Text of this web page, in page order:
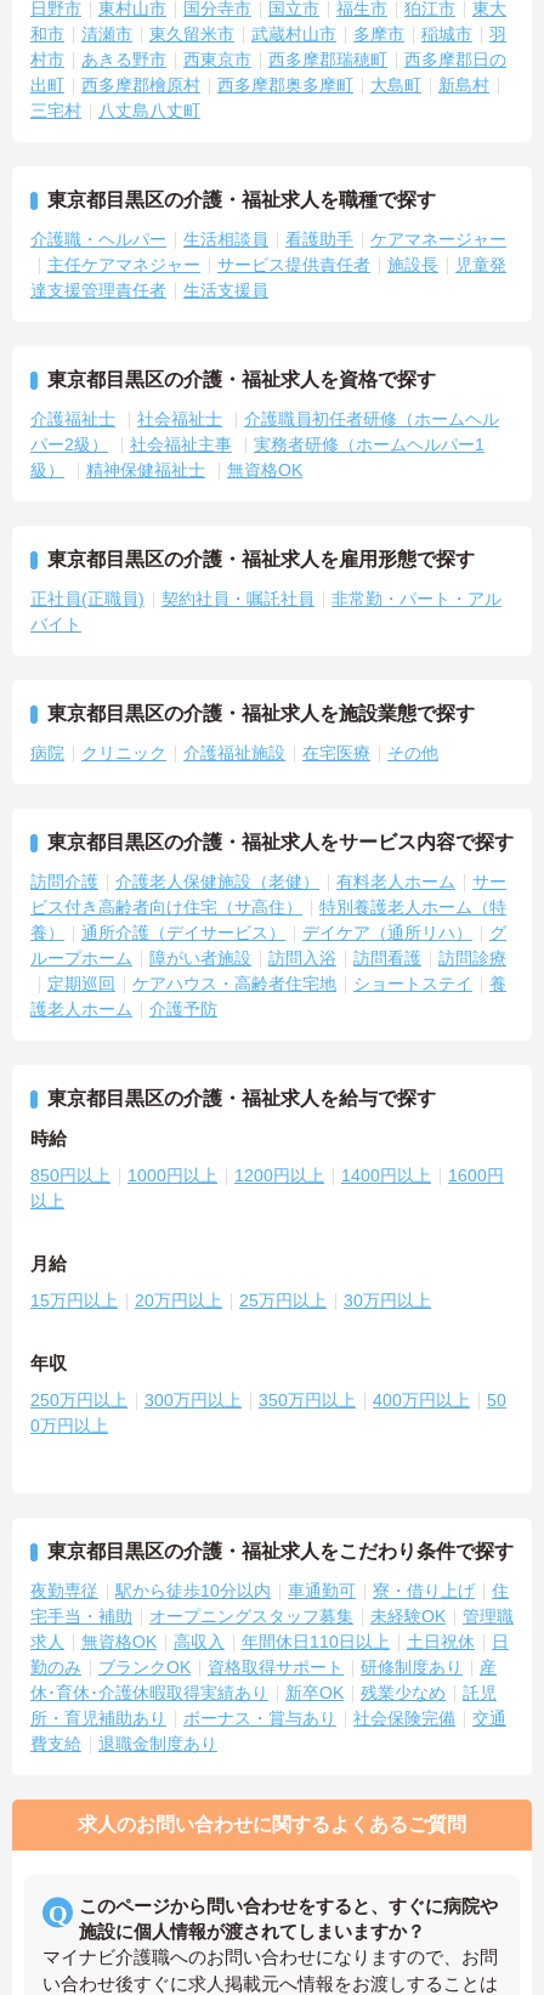
日野市 東村山市 国分寺市 国立市 福生市 狛江市
東大
和市
清瀬市 東久留米市 武蔵村山市 多摩市 稲城市
羽
村市
あきる野市 西東京市 西多摩郡瑞穂町
西多摩郡日の
出町
西多摩郡檜原村 西多摩郡奥多摩町 大島町
新島村
三宅村
八丈島八丈町
東京都目黒区の介護・福祉求人を職種で探す
介護職・ヘルパー 生活相談員 看護助手
ケアマネージャー
主任ケアマネジャー
サービス提供責任者 施設長
児童発
達支援管理責任者
生活支援員
東京都目黒区の介護・福祉求人を資格で探す
介護福祉士 社会福祉士
介護職員初任者研修（ホームヘル
パー2級）
社会福祉主事
実務者研修（ホームヘルパー1
級）
精神保健福祉士 無資格OK
東京都目黒区の介護・福祉求人を雇用形態で探す
正社員(正職員) 契約社員・嘱託社員
非常勤・パート・アル
バイト
東京都目黒区の介護・福祉求人を施設業態で探す
病院 クリニック 介護福祉施設 在宅医療 その他
東京都目黒区の介護・福祉求人をサービス内容で探す
訪問介護 介護老人保健施設（老健） 有料老人ホーム
サー
ビス付き高齢者向け住宅（サ高住）
特別養護老人ホーム（特
養）
通所介護（デイサービス） デイケア（通所リハ）
グ
ループホーム
障がい者施設 訪問入浴 訪問看護
訪問診療
定期巡回
ケアハウス・高齢者住宅地 ショートステイ
養
護老人ホーム
介護予防
東京都目黒区の介護・福祉求人を給与で探す
時給
850円以上 1000円以上 1200円以上 1400円以上
1600円
以上
月給
15万円以上 20万円以上 25万円以上 30万円以上
年収
250万円以上 300万円以上 350万円以上 400万円以上
50
0万円以上
東京都目黒区の介護・福祉求人をこだわり条件で探す
夜勤専従 駅から徒歩10分以内 車通勤可 寮・借り上げ
住
宅手当・補助
オープニングスタッフ募集 未経験OK
管理職
求人
無資格OK 高収入 年間休日110日以上 土日祝休
日
勤のみ
ブランクOK 資格取得サポート 研修制度あり
産
休･育休･介護休暇取得実績あり
新卒OK 残業少なめ
託児
所・育児補助あり
ボーナス・賞与あり 社会保険完備
交通
費支給
退職金制度あり
求人のお問い合わせに関するよくあるご質問
このページから問い合わせをすると、すぐに病院や
施設に個人情報が渡されてしまいますか？
マイナビ介護職へのお問い合わせになりますので、お問
い合わせ後すぐに求人掲載元へ情報をお渡しすることは